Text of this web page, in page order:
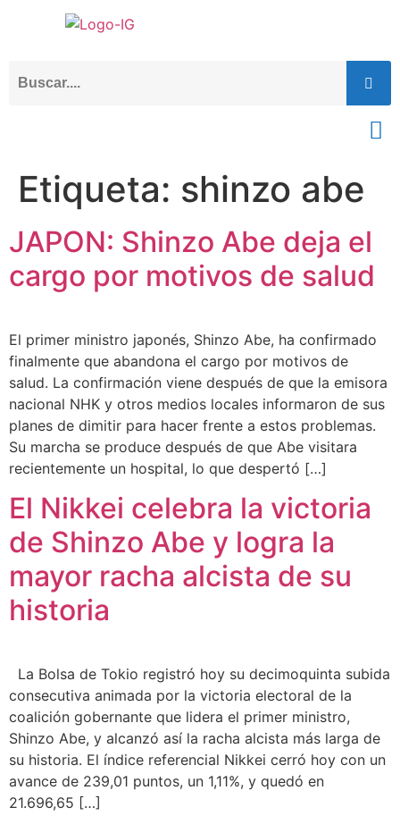
Etiqueta: shinzo abe
JAPON: Shinzo Abe deja el
cargo por motivos de salud
El primer ministro japonés, Shinzo Abe, ha confirmado
finalmente que abandona el cargo por motivos de
salud. La confirmación viene después de que la emisora
nacional NHK y otros medios locales informaron de sus
planes de dimitir para hacer frente a estos problemas.
Su marcha se produce después de que Abe visitara
recientemente un hospital, lo que despertó […]
El Nikkei celebra la victoria
de Shinzo Abe y logra la
mayor racha alcista de su
historia
La Bolsa de Tokio registró hoy su decimoquinta subida
consecutiva animada por la victoria electoral de la
coalición gobernante que lidera el primer ministro,
Shinzo Abe, y alcanzó así la racha alcista más larga de
su historia. El índice referencial Nikkei cerró hoy con un
avance de 239,01 puntos, un 1,11%, y quedó en
21.696,65 […]